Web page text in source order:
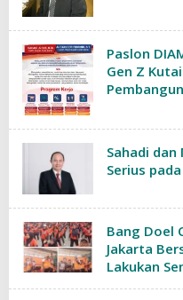
Paslon
Gen Z
Sahadi
Serius
Bang Doel
Jakarta
Lakukan